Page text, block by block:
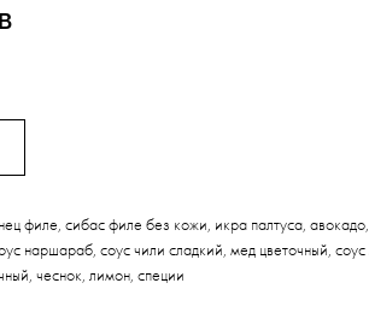
филе, сибас филе без кожи, икра палтуса,
наршараб, соус чили сладкий, мед цветочный,
чеснок, лимон, специи